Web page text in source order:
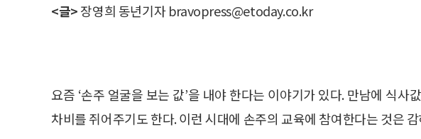
<글>장영희 동년기자 bravopress@etoday.co.kr
요즘 ‘손주 얼굴을 보는 값’을 내야 한다는 이야기가 있다. 만남에 식사
차비를 쥐어주기도 한다. 이런 시대에 손주의 교육에 참여한다는 것은